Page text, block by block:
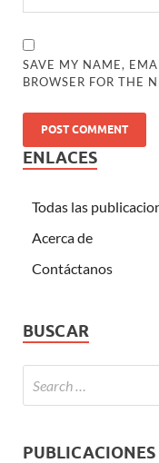
SAVE MY NAME,
BROWSER FOR THE
ENLACES
Todas las
Acerca de
Contáctanos
BUSCAR
PUBLICACIONES